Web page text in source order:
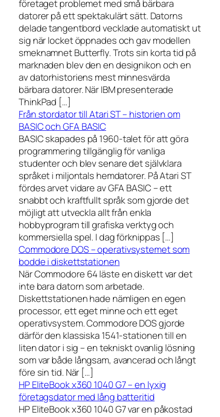
företaget problemet med små bärbara
datorer på ett spektakulärt sätt. Datorns
delade tangentbord vecklade automatiskt ut
sig när locket öppnades och gav modellen
smeknamnet Butterfly. Trots sin korta tid på
marknaden blev den en designikon och en
av datorhistoriens mest minnesvärda
bärbara datorer. När IBM presenterade
ThinkPad […]
Från stordator till Atari ST – historien om
BASIC och GFA BASIC
BASIC skapades på 1960-talet för att göra
programmering tillgänglig för vanliga
studenter och blev senare det självklara
språket i miljontals hemdatorer. På Atari ST
fördes arvet vidare av GFA BASIC – ett
snabbt och kraftfullt språk som gjorde det
möjligt att utveckla allt från enkla
hobbyprogram till grafiska verktyg och
kommersiella spel. I dag förknippas […]
Commodore DOS – operativsystemet som
bodde i diskettstationen
När Commodore 64 läste en diskett var det
inte bara datorn som arbetade.
Diskettstationen hade nämligen en egen
processor, ett eget minne och ett eget
operativsystem. Commodore DOS gjorde
därför den klassiska 1541-stationen till en
liten dator i sig – en tekniskt ovanlig lösning
som var både långsam, avancerad och långt
före sin tid. När […]
HP EliteBook x360 1040 G7 – en lyxig
företagsdator med lång batteritid
HP EliteBook x360 1040 G7 var en påkostad